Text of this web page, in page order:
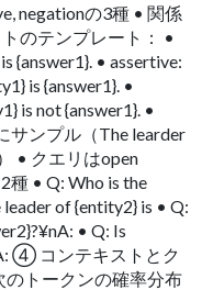
negationの3種 • 関係
のテンプレート： •
{answer1}. • assertive:
is {answer1}. •
is not {answer1}. •
サンプル（The learder
• クエリはopen
種 • Q: Who is the
of {entity2} is • Q:
• Q: Is
④ コンテキストとク
トークンの確率分布